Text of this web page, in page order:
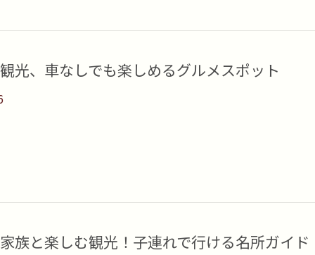
光、車なしでも楽しめるグルメスポット
族と楽しむ観光！子連れで行ける名所ガイド